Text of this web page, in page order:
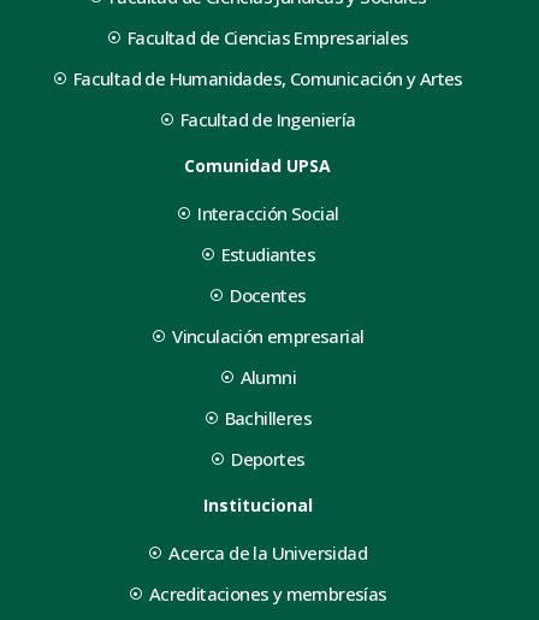
Facultad de Ciencias Empresariales
Facultad de Humanidades, Comunicación y Artes
Facultad de Ingeniería
Comunidad UPSA
Interacción Social
Estudiantes
Docentes
Vinculación empresarial
Alumni
Bachilleres
Deportes
Institucional
Acerca de la Universidad
Acreditaciones y membresías